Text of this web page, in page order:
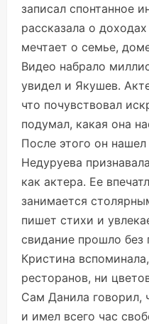
записал спонтанное
рассказала о
мечтает о семье,
Видео набрало
увидел и Якушев.
что почувствовал
подумал, какая она
После этого он
Недуруева
как актера. Ее
занимается
пишет стихи и
свидание прошло
Кристина
ресторанов, ни
Сам Данила говорил,
и имел всего час